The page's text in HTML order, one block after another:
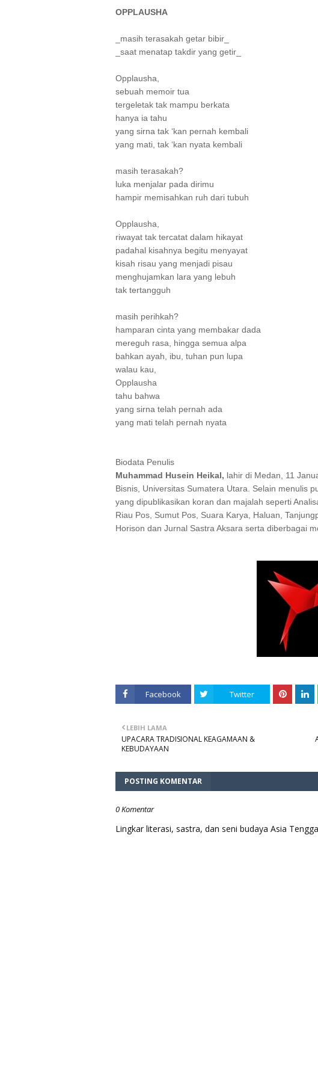
OPPLAUSHA
_masih terasakah getar bibir_
_saat menatap takdir yang getir_
Opplausha,
sebuah memoir tua
tergeletak tak mampu berkata
hanya ia tahu
yang sirna tak ‘kan pernah kembali
yang mati, tak ‘kan nyata kembali
masih terasakah?
luka menjalar pada dirimu
hampir memisahkan ruh dari tubuh
Opplausha,
riwayat tak tercatat dalam hikayat
padahal kisahnya begitu menyayat
kisah risau yang menjadi pisau
menghujamkan lara yang lebuh
tak tertangguh
masih perihkah?
hamparan cinta yang membakar dada
mereguh rasa, hingga semua alpa
bahkan ayah, ibu, tuhan pun lupa
walau kau,
Opplausha
tahu bahwa
yang sirna telah pernah ada
yang mati telah pernah nyata
Biodata Penulis
Muhammad Husein Heikal, lahir di Medan, 11
Bisnis, Universitas Sumatera Utara. Selain menulis
yang dipublikasikan koran dan majalah seperti
Riau Pos, Sumut Pos, Suara Karya, Haluan,
Horison dan Jurnal Sastra Aksara serta diberbagai
Facebook Twitter
LEBIH LAMA
UPACARA TRADISIONAL KEAGAMAAN &
KEBUDAYAAN
POSTING KOMENTAR
0 Komentar
Lingkar literasi, sastra, dan seni budaya Asia